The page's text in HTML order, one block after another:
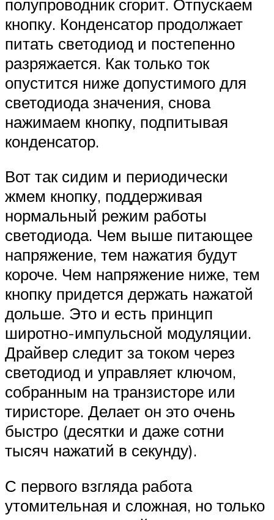
полупроводник сгорит. Отпускаем
кнопку. Конденсатор продолжает
питать светодиод и постепенно
разряжается. Как только ток
опустится ниже допустимого для
светодиода значения, снова
нажимаем кнопку, подпитывая
конденсатор.
Вот так сидим и периодически
жмем кнопку, поддерживая
нормальный режим работы
светодиода. Чем выше питающее
напряжение, тем нажатия будут
короче. Чем напряжение ниже, тем
кнопку придется держать нажатой
дольше. Это и есть принцип
широтно-импульсной модуляции.
Драйвер следит за током через
светодиод и управляет ключом,
собранным на транзисторе или
тиристоре. Делает он это очень
быстро (десятки и даже сотни
тысяч нажатий в секунду).
С первого взгляда работа
утомительная и сложная, но только